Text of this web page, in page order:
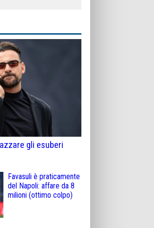
gli esuberi
Favasuli è praticamente
del Napoli: affare da 8
milioni (ottimo colpo)